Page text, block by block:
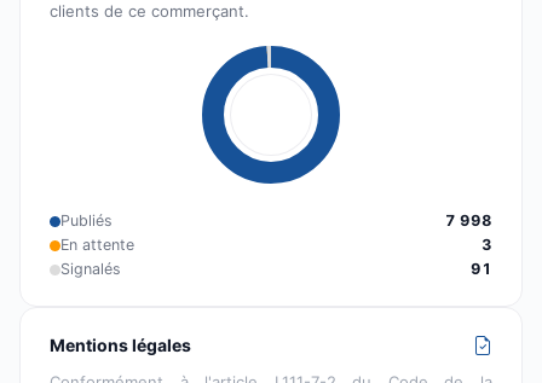
clients de ce commerçant.
Publiés
7 998
En attente
3
Signalés
91
Mentions légales